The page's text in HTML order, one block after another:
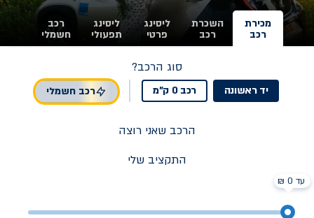
מכירת
רכב
השכרת
רכב
ליסינג
פרטי
ליסינג
תפעולי
רכב
חשמלי
סוג הרכב?
יד ראשונה רכב 0 ק"מ רכב חשמלי
הרכב שאני רוצה
התקציב שלי
עד 0 ₪